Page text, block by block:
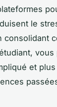
le
consolidant
et